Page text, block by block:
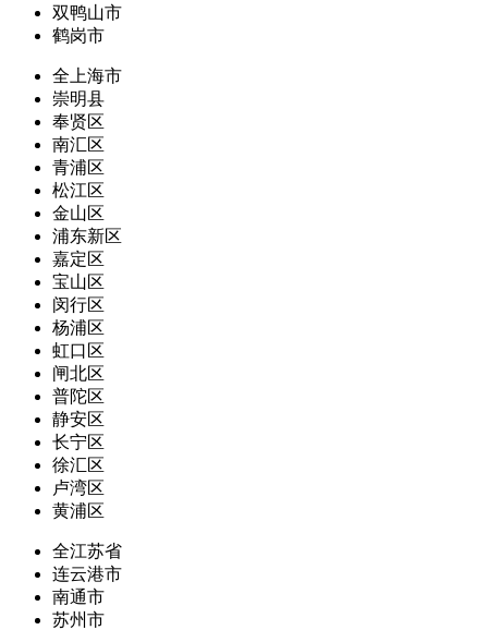
双鸭山市
鹤岗市
全上海市
崇明县
奉贤区
南汇区
青浦区
松江区
金山区
浦东新区
嘉定区
宝山区
闵行区
杨浦区
虹口区
闸北区
普陀区
静安区
长宁区
徐汇区
卢湾区
黄浦区
全江苏省
连云港市
南通市
苏州市